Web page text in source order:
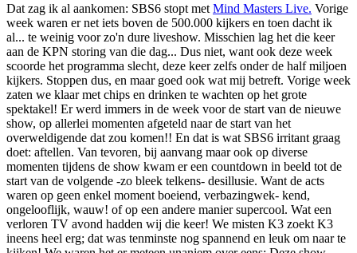
Dat zag ik al aankomen: SBS6 stopt met Mind Masters Live. Vorige
week waren er net iets boven de 500.000 kijkers en toen dacht ik
al... te weinig voor zo'n dure liveshow. Misschien lag het die keer
aan de KPN storing van die dag... Dus niet, want ook deze week
scoorde het programma slecht, deze keer zelfs onder de half miljoen
kijkers. Stoppen dus, en maar goed ook wat mij betreft. Vorige week
zaten we klaar met chips en drinken te wachten op het grote
spektakel! Er werd immers in de week voor de start van de nieuwe
show, op allerlei momenten afgeteld naar de start van het
overweldigende dat zou komen!! En dat is wat SBS6 irritant graag
doet: aftellen. Van tevoren, bij aanvang maar ook op diverse
momenten tijdens de show kwam er een countdown in beeld tot de
start van de volgende -zo bleek telkens- desillusie. Want de acts
waren op geen enkel moment boeiend, verbazingwek- kend,
ongelooflijk, wauw! of op een andere manier supercool. Wat een
verloren TV avond hadden wij die keer! We misten K3 zoekt K3
ineens heel erg; dat was tenminste nog spannend en leuk om naar te